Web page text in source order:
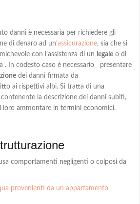
danni è necessaria per richiedere gli
di denaro ad un’assicurazione, sia che si
con l’assistenza di un legale o di
. In codesto caso è necessario presentare
dei danni firmata da
ai rispettivi albi. Si tratta di una
contenente la descrizione dei danni subiti,
loro ammontare in termini economici.
comportamenti negligenti o colposi da
provenienti da un appartamento